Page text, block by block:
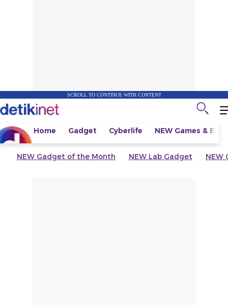
SCROLL TO CONTINUE WITH CONTENT
Home Gadget Cyberlife NEW Games &
NEW Gadget of the Month NEW Lab Gadget NEW